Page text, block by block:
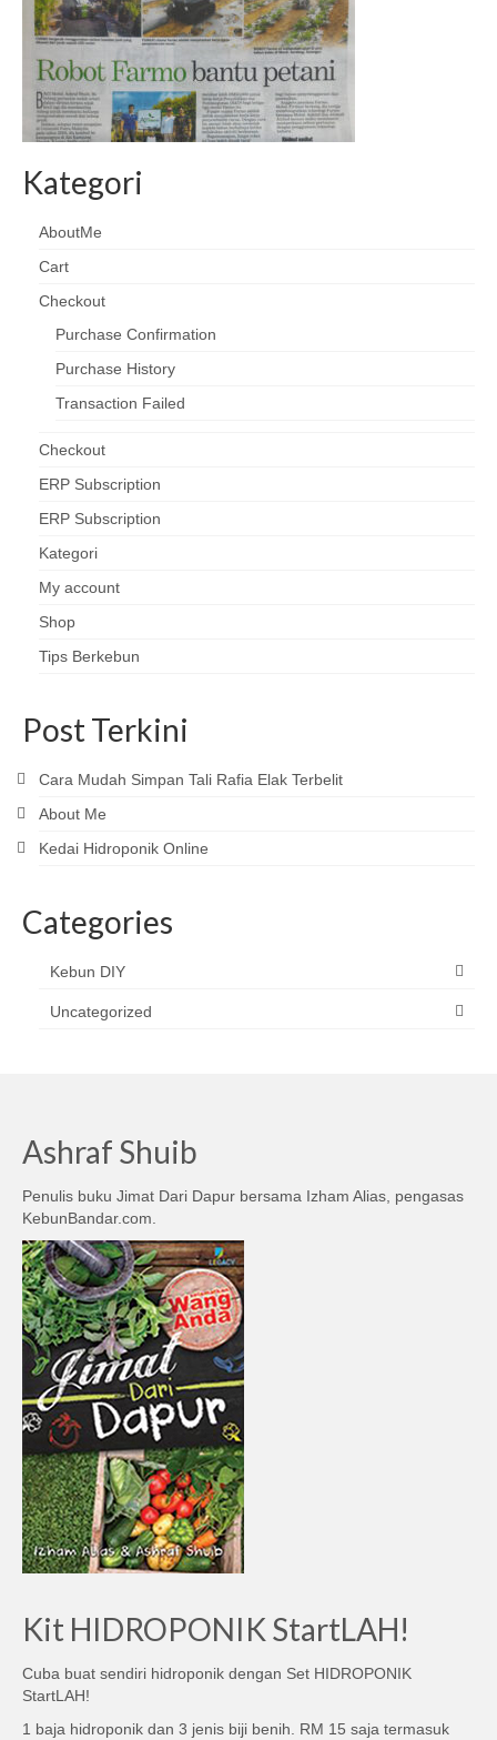
Kategori
AboutMe
Cart
Checkout
Purchase Confirmation
Purchase History
Transaction Failed
Checkout
ERP Subscription
ERP Subscription
Kategori
My account
Shop
Tips Berkebun
Post Terkini
Cara Mudah Simpan Tali Rafia Elak Terbelit
About Me
Kedai Hidroponik Online
Categories
Kebun DIY
Uncategorized
Ashraf Shuib
Penulis buku Jimat Dari Dapur bersama Izham Alias, pengasas
KebunBandar.com.
Kit HIDROPONIK StartLAH!
Cuba buat sendiri hidroponik dengan Set HIDROPONIK
StartLAH!
1 baja hidroponik dan 3 jenis biji benih. RM 15 saja termasuk